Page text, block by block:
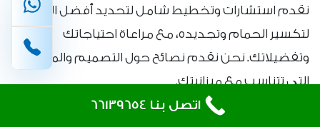
نقدم استشارات وتخطيط شامل لتحديد أفضل الطرق
لتكسير الحمام وتجديده، مع مراعاة احتياجاتك
وتفضيلاتك. نحن نقدم نصائح حول التصميم والمواد
التي تتناسب مع ميزانيتك.
سباك الكويت يضمن لك خدمة تكسير الحمامات بجودة
اتصل بنا 66139654